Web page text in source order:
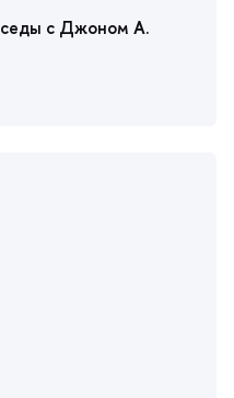
с Джоном А.